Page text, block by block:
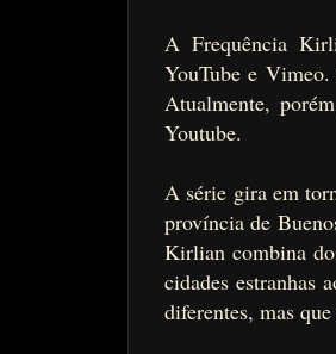
A Frequência
YouTube e
Atualmente,
Youtube.
A série gira em
província de
Kirlian combina
cidades estranhas
diferentes, mas